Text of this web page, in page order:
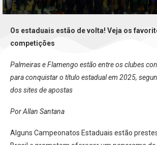
Os estaduais estão de volta! Veja os
competições
Palmeiras e Flamengo estão entre os clubes
para conquistar o título estadual em 2025,
dos sites de apostas
Por Allan Santana
Alguns Campeonatos Estaduais estão